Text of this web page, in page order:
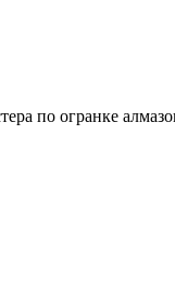
по огранке